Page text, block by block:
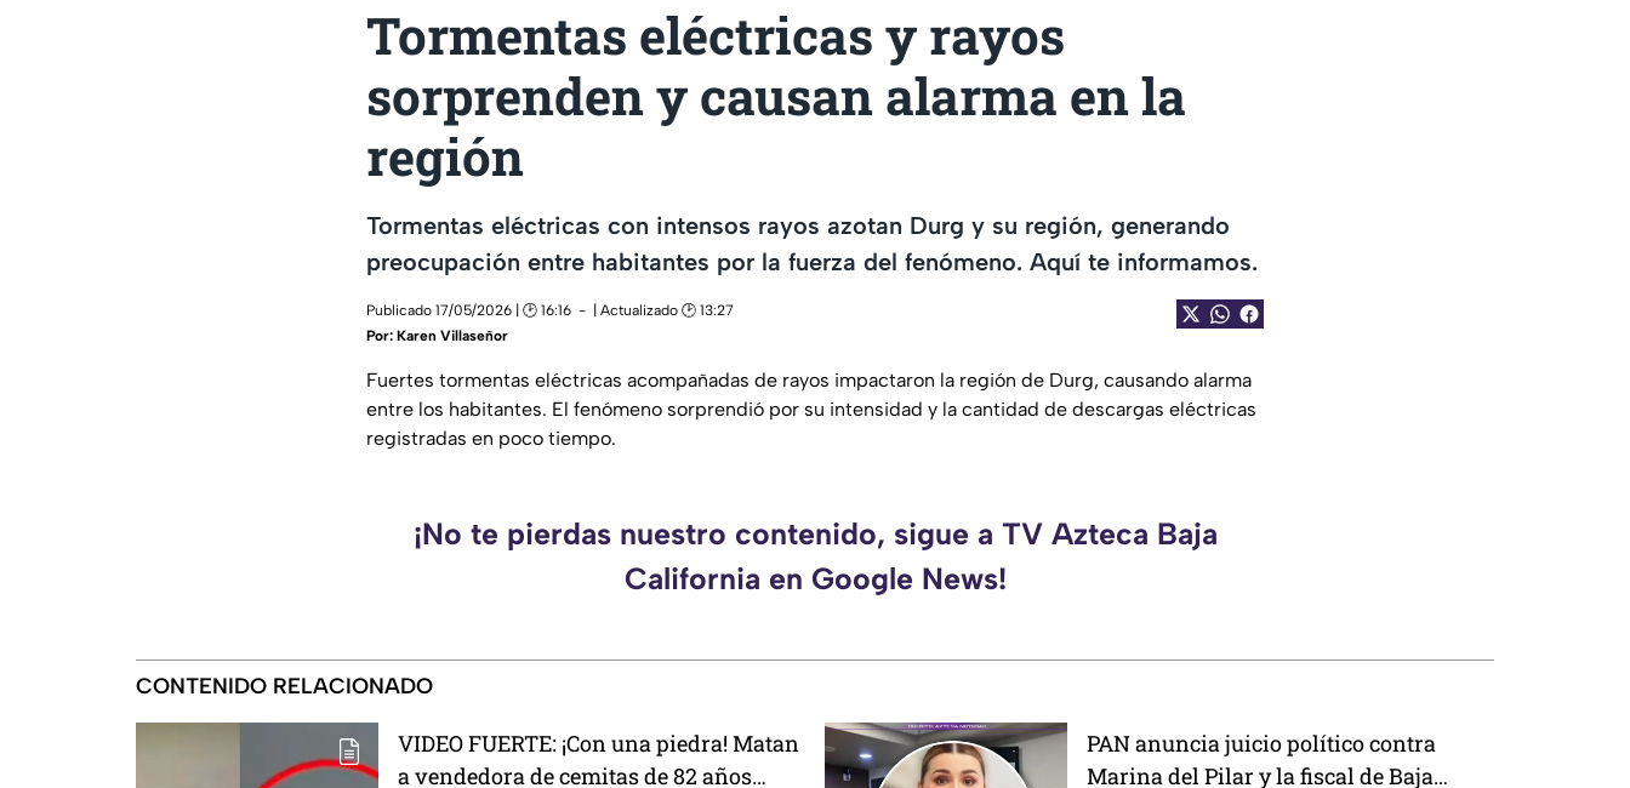
Tormentas eléctricas y rayos
sorprenden y causan alarma en la
región
Tormentas eléctricas con intensos rayos azotan Durg y su región, generando
preocupación entre habitantes por la fuerza del fenómeno. Aquí te informamos.
Publicado 17/05/2026 | 🕑 16:16
| Actualizado 🕑 13:27
Por: Karen Villaseñor
Fuertes tormentas eléctricas acompañadas de rayos impactaron la región de Durg, causando alarma
entre los habitantes. El fenómeno sorprendió por su intensidad y la cantidad de descargas eléctricas
registradas en poco tiempo.
¡No te pierdas nuestro contenido, sigue a TV Azteca Baja
California en Google News!
CONTENIDO RELACIONADO
VIDEO FUERTE: ¡Con una piedra! Matan
a vendedora de cemitas de 82 años
PAN anuncia juicio político contra
Marina del Pilar y la fiscal de Baja